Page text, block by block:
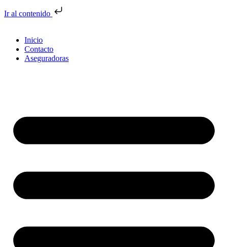
Ir al contenido
Inicio
Contacto
Aseguradoras